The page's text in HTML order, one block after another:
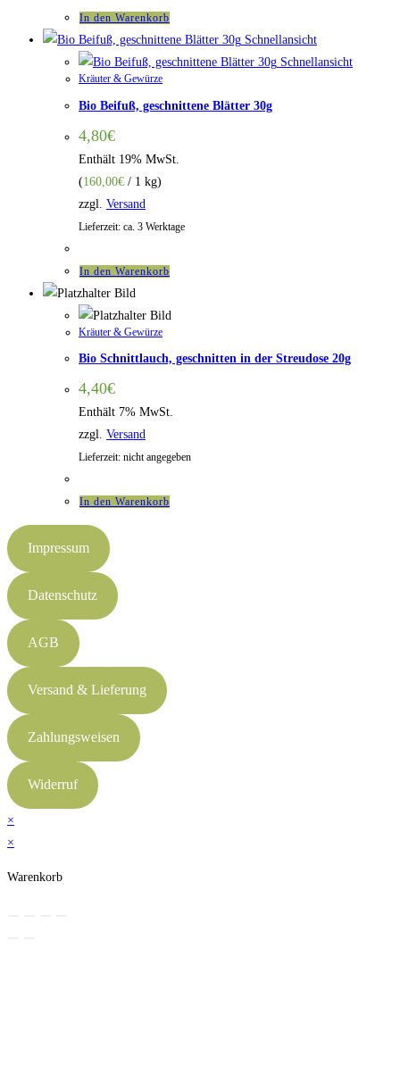
In den Warenkorb
Schnellansicht
Schnellansicht
Kräuter & Gewürze
Bio Beifuß, geschnittene Blätter 30g
4,80€
Enthält 19% MwSt.
(160,00€ / 1 kg)
zzgl. Versand
Lieferzeit: ca. 3 Werktage
In den Warenkorb
Kräuter & Gewürze
Bio Schnittlauch, geschnitten in der Streudose 20g
4,40€
Enthält 7% MwSt.
zzgl. Versand
Lieferzeit: nicht angegeben
In den Warenkorb
Impressum
Datenschutz
AGB
Versand & Lieferung
Zahlungsweisen
Widerruf
×
×
Warenkorb